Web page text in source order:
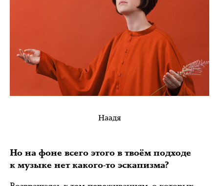
Наадя
Но на фоне всего этого в твоём подходе
к музыке нет какого-то эскапизма?